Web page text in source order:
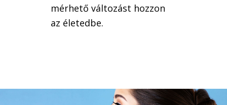
mérhető változást hozzon
az életedbe.